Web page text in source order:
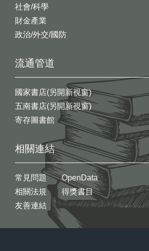
社會/科學
財金產業
政治/外交/國防
流通管道
國家書店(另開新視窗)
五南書店(另開新視窗)
寄存圖書館
相關連結
常見問題
相關法規
友善連結
OpenData
得獎書目